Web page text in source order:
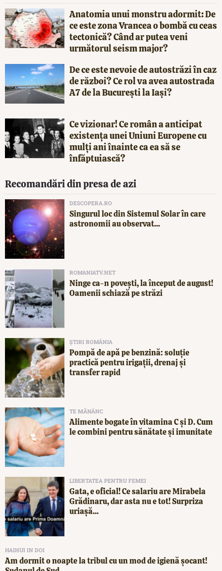
Anatomia unui monstru adormit: De
ce este zona Vrancea o bombă cu ceas
tectonică? Când ar putea veni
următorul seism major?
De ce este nevoie de autostrăzi în caz
de război? Ce rol va avea autostrada
A7 de la București la Iași?
Ce vizionar! Ce român a anticipat
existența unei Uniuni Europene cu
mulți ani înainte ca ea să se
înfăptuiască?
Recomandări din presa de azi
DESCOPERA.RO
Singurul loc din Sistemul Solar în care
astronomii au observat...
ROMANIATV.NET
Ninge ca-n povești, la început de august!
Oamenii schiază pe străzi
ȘTIRI ROMÂNIA
Pompă de apă pe benzină: soluție
practică pentru irigații, drenaj și
transfer rapid
TE MĂNÂNC
Alimente bogate în vitamina C și D. Cum
le combini pentru sănătate și imunitate
LIBERTATEA PENTRU FEMEI
Gata, e oficial! Ce salariu are Mirabela
Grădinaru, dar asta nu e tot! Surpriza
uriașă...
HAIHUI IN DOI
Am dormit o noapte la tribul cu un mod de igienă șocant!